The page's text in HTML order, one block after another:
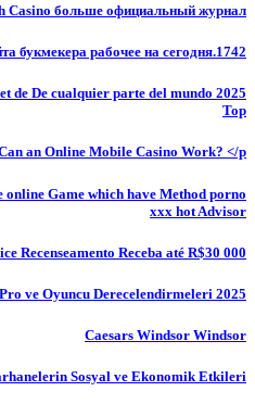
Casino больше официальный журнал
букмекера рабочее на сегодня.1742
de De cualquier parte del mundo 2025
Top
an Online Mobile Casino Work? </p>
Game which have Method porno
xxx hot Advisor
Recenseamento Receba até R$30 000
ve Oyuncu Derecelendirmeleri 2025
Caesars Windsor Windsor
Sosyal ve Ekonomik Etkileri